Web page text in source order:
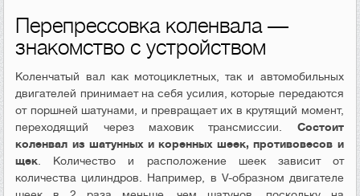
Перепрессовка коленвала —
знакомство с устройством
Коленчатый вал как мотоциклетных, так и автомобильных
двигателей принимает на себя усилия, которые передаются
от поршней шатунами, и превращает их в крутящий момент,
переходящий через маховик трансмиссии. Состоит
коленвал из шатунных и коренных шеек, противовесов и
щек . Количество и расположение шеек зависит от
количества цилиндров. Например, в V-образном двигателе